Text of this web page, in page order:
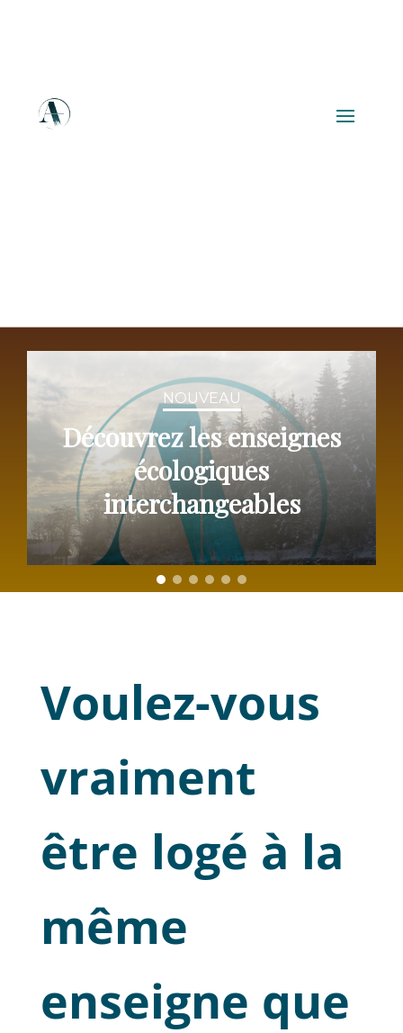
NOUVEAU
Découvrez les enseignes
écologiques
interchangeables
Voulez-vous
vraiment
être logé à la
même
enseigne que